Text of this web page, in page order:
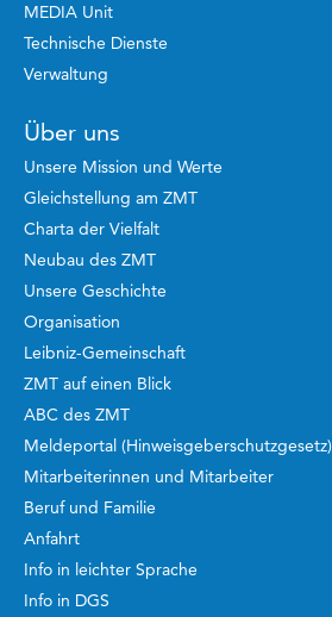
MEDIA Unit
Technische Dienste
Verwaltung
Über uns
Unsere Mission und Werte
Gleichstellung am ZMT
Charta der Vielfalt
Neubau des ZMT
Unsere Geschichte
Organisation
Leibniz-Gemeinschaft
ZMT auf einen Blick
ABC des ZMT
Meldeportal (Hinweisgeberschutzgesetz)
Mitarbeiterinnen und Mitarbeiter
Beruf und Familie
Anfahrt
Info in leichter Sprache
Info in DGS